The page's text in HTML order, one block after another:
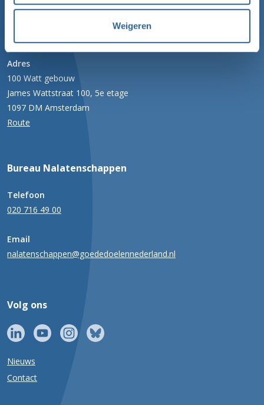
Weigeren
Adres
100 Watt gebouw
James Wattstraat 100, 5e etage
1097 DM Amsterdam
Route
Bureau Nalatenschappen
Telefoon
020 716 49 00
Email
nalatenschappen@goededoelennederland.nl
Volg ons
Nieuws
Contact